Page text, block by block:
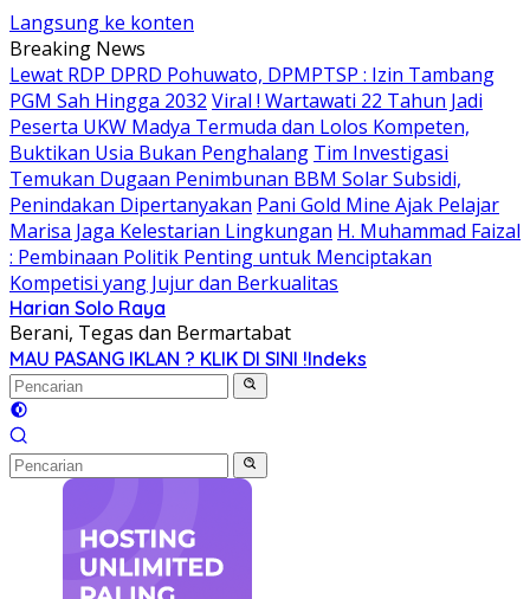
Langsung ke konten
Breaking News
Lewat RDP DPRD Pohuwato, DPMPTSP : Izin Tambang
PGM Sah Hingga 2032 Viral ! Wartawati 22 Tahun Jadi
Peserta UKW Madya Termuda dan Lolos Kompeten,
Buktikan Usia Bukan Penghalang Tim Investigasi
Temukan Dugaan Penimbunan BBM Solar Subsidi,
Penindakan Dipertanyakan Pani Gold Mine Ajak Pelajar
Marisa Jaga Kelestarian Lingkungan H. Muhammad Faizal
: Pembinaan Politik Penting untuk Menciptakan
Kompetisi yang Jujur dan Berkualitas
Harian Solo Raya
Berani, Tegas dan Bermartabat
MAU PASANG IKLAN ? KLIK DI SINI !Indeks